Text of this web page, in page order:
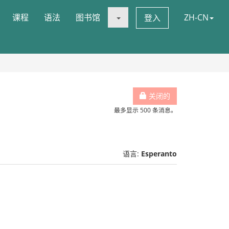
课程 语法 图书馆 登入 ZH-CN
关闭的
最多显示 500 条消息。
语言: Esperanto